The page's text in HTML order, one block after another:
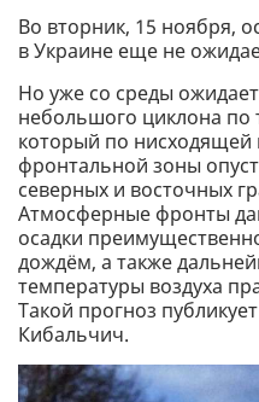
Во вторник, 15 ноября,
в Украине еще не
Но уже со среды
небольшого циклона
который по нисходящей
фронтальной зоны
северных и восточных
Атмосферные фронты
осадки
дождём, а также
температуры воздуха
Такой прогноз
Кибальчич.